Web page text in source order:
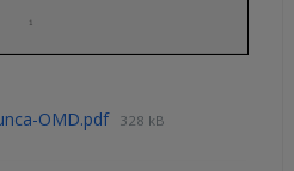
OMD.pdf 328 kB